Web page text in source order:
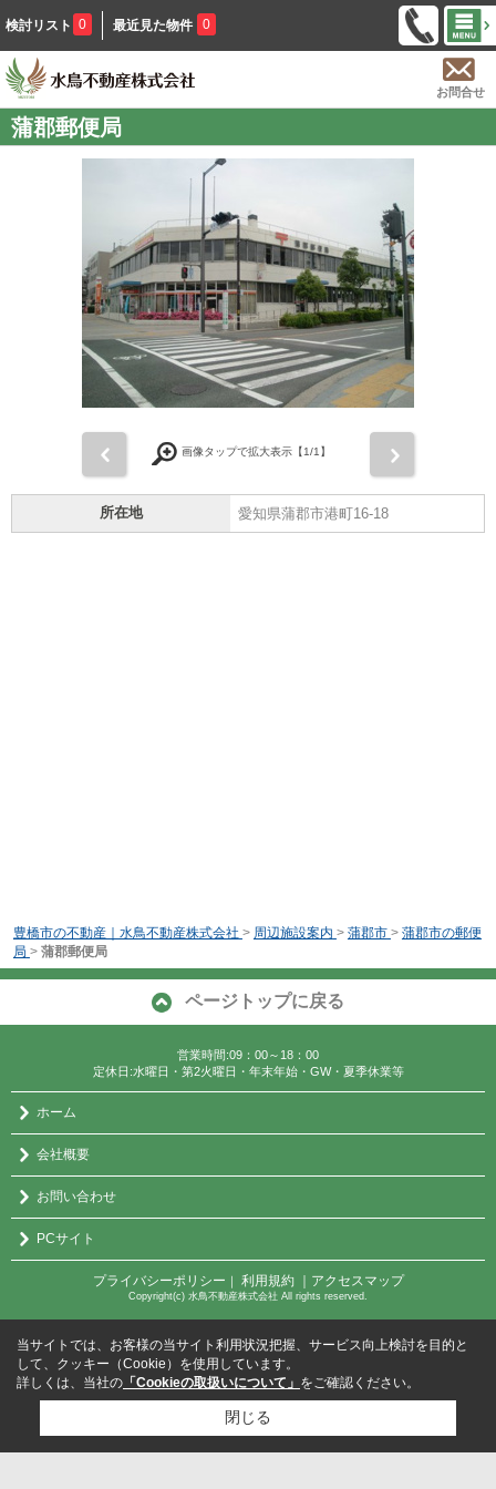
検討リスト 0 最近見た物件 0
お問合せ
蒲郡郵便局
画像タップで拡大表示【1/1】
所在地 愛知県蒲郡市港町16-18
豊橋市の不動産｜水鳥不動産株式会社 > 周辺施設案内 > 蒲郡市 > 蒲郡市の郵便
局 > 蒲郡郵便局
ページトップに戻る
営業時間:09：00～18：00
定休日:水曜日・第2火曜日・年末年始・GW・夏季休業等
ホーム
会社概要
お問い合わせ
PCサイト
プライバシーポリシー ｜ 利用規約 ｜アクセスマップ
Copyright(c) 水鳥不動産株式会社 All rights reserved.
当サイトでは、お客様の当サイト利用状況把握、サービス向上検討を目的と
して、クッキー（Cookie）を使用しています。
詳しくは、当社の 「Cookieの取扱いについて」 をご確認ください。
閉じる